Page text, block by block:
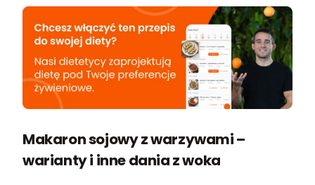
Makaron sojowy z warzywami –
warianty i inne dania z woka